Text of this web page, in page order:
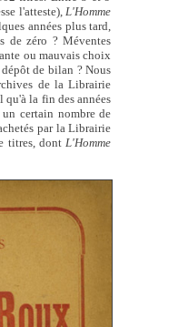
l'atteste), L'Homme
années plus tard,
de zéro ? Méventes
ou mauvais choix
de bilan ? Nous
de la Librairie
la fin des années
certain nombre de
par la Librairie
titres, dont L'Homme